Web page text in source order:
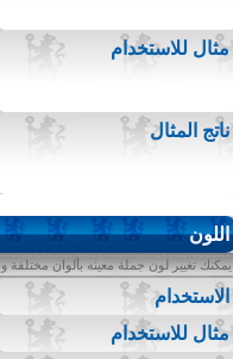
مثال للاستخدام
ناتج المثال
اللون
يمكنك تغيير لون جملة معينه بألوان مختلفة
الاستخدام
مثال للاستخدام